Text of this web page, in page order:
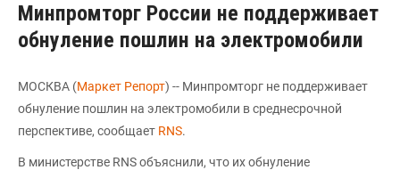
Минпромторг России не поддерживает
обнуление пошлин на электромобили
МОСКВА (Маркет Репорт) -- Минпромторг не поддерживает
обнуление пошлин на электромобили в среднесрочной
перспективе, сообщает RNS.
В министерстве RNS объяснили, что их обнуление